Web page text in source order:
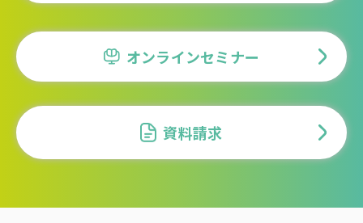
オンラインセミナー
資料請求